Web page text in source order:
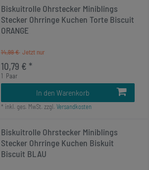
Biskuitrolle Ohrstecker Miniblings
Stecker Ohrringe Kuchen Torte Biscuit
ORANGE
14,99 €
10,79 € *
1 Paar
In den Warenkorb
* inkl. ges. MwSt. zzgl. Versandkosten
Biskuitrolle Ohrstecker Miniblings
Stecker Ohrringe Kuchen Biskuit
Biscuit BLAU